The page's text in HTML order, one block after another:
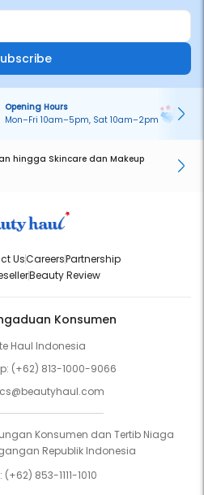
Opening Hours
Mon–Fri 10am–5pm, Sat 10am–2pm
hingga Skincare dan Makeup
UsCareersPartnership
Beauty Review
Konsumen
Haul Indonesia
(+62) 813-1000-9066
cs@beautyhaul.com
Konsumen dan Tertib Niaga
Republik Indonesia
(+62) 853-1111-1010